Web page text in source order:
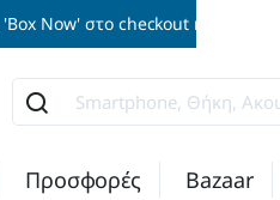
'Box Now' στο checkout και
Smartphone,
Θήκη,
Προσφορές Bazaar